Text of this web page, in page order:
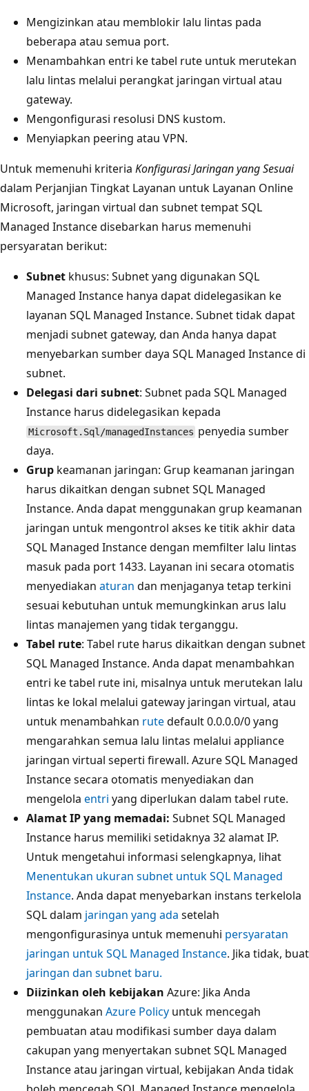
Mengizinkan atau memblokir lalu lintas pada
beberapa atau semua port.
Menambahkan entri ke tabel rute untuk merutekan
lalu lintas melalui perangkat jaringan virtual atau
gateway.
Mengonfigurasi resolusi DNS kustom.
Menyiapkan peering atau VPN.
Untuk memenuhi kriteria Konfigurasi Jaringan yang Sesuai
dalam Perjanjian Tingkat Layanan untuk Layanan Online
Microsoft, jaringan virtual dan subnet tempat SQL
Managed Instance disebarkan harus memenuhi
persyaratan berikut:
Subnet khusus: Subnet yang digunakan SQL
Managed Instance hanya dapat didelegasikan ke
layanan SQL Managed Instance. Subnet tidak dapat
menjadi subnet gateway, dan Anda hanya dapat
menyebarkan sumber daya SQL Managed Instance di
subnet.
Delegasi dari subnet: Subnet pada SQL Managed
Instance harus didelegasikan kepada
Microsoft.Sql/managedInstances penyedia sumber
daya.
Grup keamanan jaringan: Grup keamanan jaringan
harus dikaitkan dengan subnet SQL Managed
Instance. Anda dapat menggunakan grup keamanan
jaringan untuk mengontrol akses ke titik akhir data
SQL Managed Instance dengan memfilter lalu lintas
masuk pada port 1433. Layanan ini secara otomatis
menyediakan aturan dan menjaganya tetap terkini
sesuai kebutuhan untuk memungkinkan arus lalu
lintas manajemen yang tidak terganggu.
Tabel rute: Tabel rute harus dikaitkan dengan subnet
SQL Managed Instance. Anda dapat menambahkan
entri ke tabel rute ini, misalnya untuk merutekan lalu
lintas ke lokal melalui gateway jaringan virtual, atau
untuk menambahkan rutedefault 0.0.0.0/0 yang
mengarahkan semua lalu lintas melalui appliance
jaringan virtual seperti firewall. Azure SQL Managed
Instance secara otomatis menyediakan dan
mengelola entri yang diperlukan dalam tabel rute.
Alamat IP yang memadai: Subnet SQL Managed
Instance harus memiliki setidaknya 32 alamat IP.
Untuk mengetahui informasi selengkapnya, lihat
Menentukan ukuran subnet untuk SQL Managed
Instance. Anda dapat menyebarkan instans terkelola
SQL dalam jaringan yang ada setelah
mengonfigurasinya untuk memenuhi persyaratan
jaringan untuk SQL Managed Instance. Jika tidak, buat
jaringan dan subnet baru.
Diizinkan oleh kebijakan Azure: Jika Anda
menggunakan Azure Policy untuk mencegah
pembuatan atau modifikasi sumber daya dalam
cakupan yang menyertakan subnet SQL Managed
Instance atau jaringan virtual, kebijakan Anda tidak